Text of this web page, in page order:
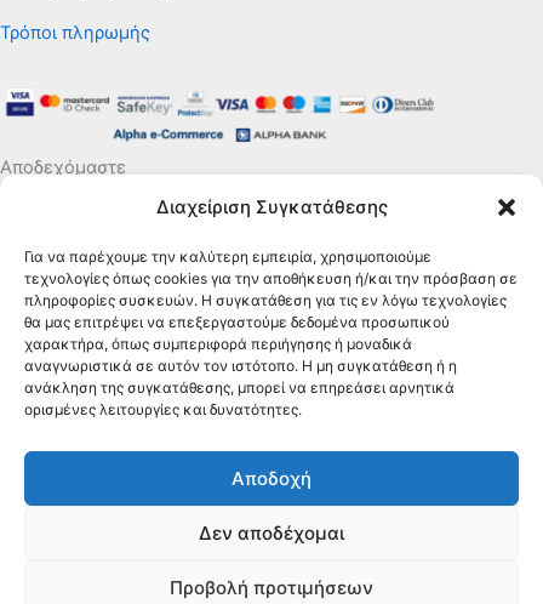
Διαχείριση Συγκατάθεσης
Για να παρέχουμε την καλύτερη εμπειρία, χρησιμοποιούμε
τεχνολογίες όπως cookies για την αποθήκευση ή/και την πρόσβαση σε
πληροφορίες συσκευών. Η συγκατάθεση για τις εν λόγω τεχνολογίες
θα μας επιτρέψει να επεξεργαστούμε δεδομένα προσωπικού
χαρακτήρα, όπως συμπεριφορά περιήγησης ή μοναδικά
αναγνωριστικά σε αυτόν τον ιστότοπο. Η μη συγκατάθεση ή η
ανάκληση της συγκατάθεσης, μπορεί να επηρεάσει αρνητικά
ορισμένες λειτουργίες και δυνατότητες.
Αποδοχή
Δεν αποδέχομαι
Προβολή προτιμήσεων
Τρόποι πληρωμής
Αποδεχόμαστε
[MichealAngelo]